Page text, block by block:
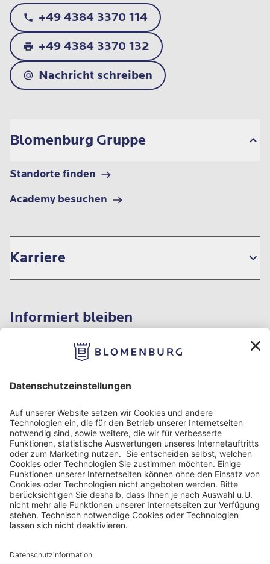
+49 4384 3370 114
+49 4384 3370 132
Nachricht schreiben
Blomenburg Gruppe
Standorte finden
Academy besuchen
Karriere
Informiert bleiben
Impressum
Datenschutzinformation
Nutzungsbedingungen
Barrierefreiheit